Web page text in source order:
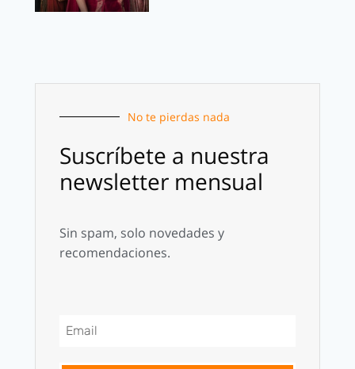
No te pierdas nada
Suscríbete a nuestra
newsletter mensual
Sin spam, solo novedades y
recomendaciones.